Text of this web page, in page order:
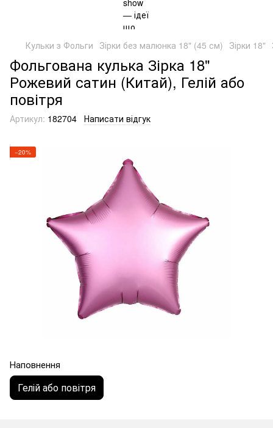
Кульки з Фольги Зірки без малюнка 18" (45 см) Зірки 18"
Фольгована кулька Зірка 18"
Рожевий сатин (Китай), Гелій або
повітря
Артикул: 182704 Написати відгук
−20%
Наповнення
Гелій або повітря